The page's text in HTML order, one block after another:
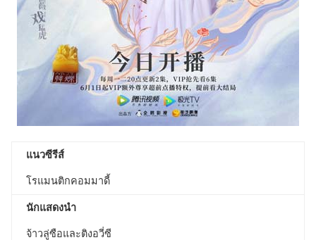
แนวซีรีส์
โรแมนติกคอมมาดี้
นักแสดงนำ
จ้าวลู่ซือและติงอวี่ซี